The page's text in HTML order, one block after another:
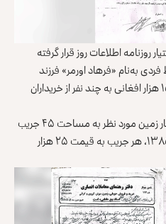
روزنامه اطلاعات روز قرار گرفته
فردی به‌نام «فرهاد اورمر» فرزند
غلام‌محمد به ارزش یک میلیون و ۱۵۰ هزار افغانی به چند نفر از خریداران
همین‌طور به رؤیت سند، قطعه چهار زمین‌ مورد نظر به مساحت ۴۵ جریب
از سوی دختران نصیراحمد در سال ۱۳۸۵، هر جریب به قیمت ۲۵ هزار